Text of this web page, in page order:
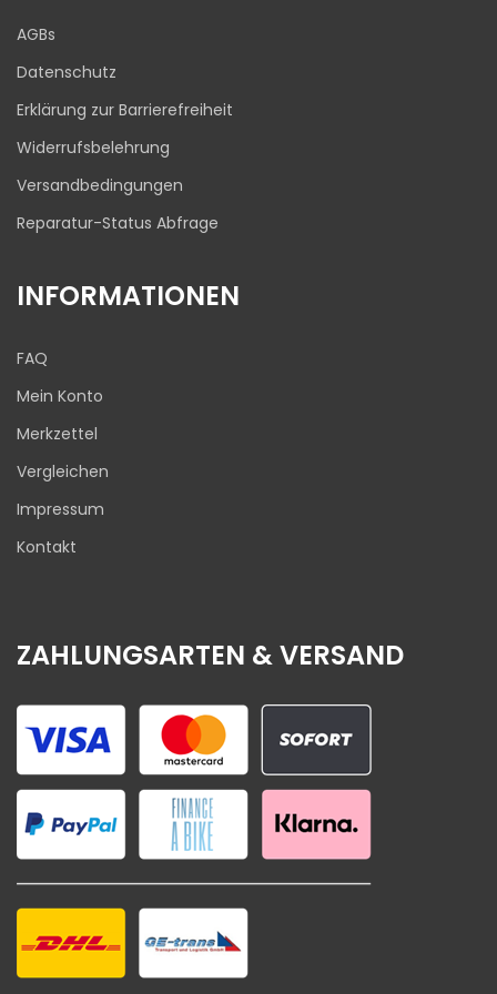
AGBs
Datenschutz
Erklärung zur Barrierefreiheit
Widerrufsbelehrung
Versandbedingungen
Reparatur-Status Abfrage
INFORMATIONEN
FAQ
Mein Konto
Merkzettel
Vergleichen
Impressum
Kontakt
ZAHLUNGSARTEN & VERSAND